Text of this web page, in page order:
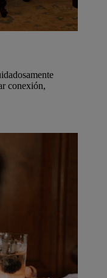
conexión,